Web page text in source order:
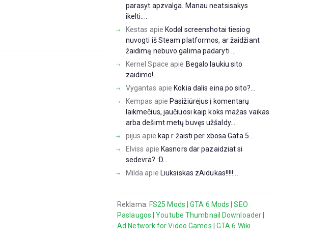
parasyt apzvalga. Manau neatsisakys
ikelti....
Kestas apie Kodėl screenshotai tiesiog
nuvogti iš Steam platformos, ar žaidžiant
žaidimą nebuvo galima padaryti ...
Kernel Space apie Begalo laukiu sito
zaidimo!...
Vygantas apie Kokia dalis eina po sito?...
Kempas apie Pasižiūrėjus į komentarų
laikmečius, jaučiuosi kaip koks mažas vaikas
arba dešimt metų buvęs užšaldy...
pijus apie kap r žaisti per xbosa Gata 5...
Elviss apie Kasnors dar pazaidziat si
sedevra? :D...
Milda apie Liuksiskas zAidukas!!!!!...
Reklama: FS25 Mods |GTA 6 Mods |SEO
Paslaugos |Youtube Thumbnail Downloader
Ad Network for Video Games
GTA 6 Wiki